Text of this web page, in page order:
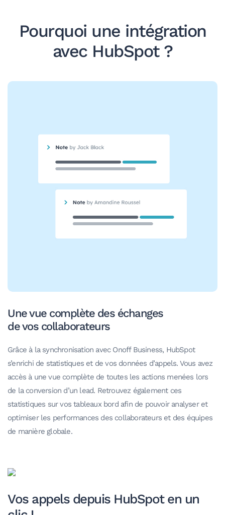
Pourquoi une intégration
avec HubSpot ?
Une vue complète des échanges
de vos collaborateurs
Grâce à la synchronisation avec Onoff Business, HubSpot
s’enrichi de statistiques et de vos données d’appels. Vous avez
accès à une vue complète de toutes les actions menées lors
de la conversion d’un lead. Retrouvez également ces
statistiques sur vos tableaux bord afin de pouvoir analyser et
optimiser les performances des collaborateurs et des équipes
de manière globale.
Vos appels depuis HubSpot en un